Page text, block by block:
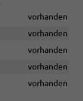
vorhanden
vorhanden
vorhanden
vorhanden
vorhanden